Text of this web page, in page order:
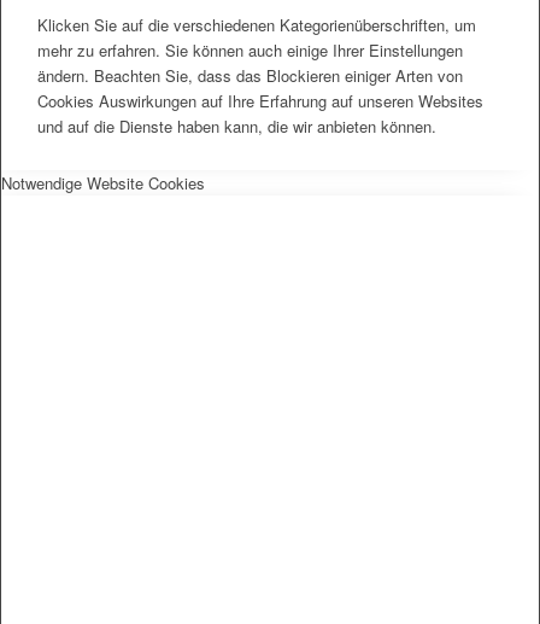
Klicken Sie auf die verschiedenen Kategorienüberschriften, um
mehr zu erfahren. Sie können auch einige Ihrer Einstellungen
ändern. Beachten Sie, dass das Blockieren einiger Arten von
Cookies Auswirkungen auf Ihre Erfahrung auf unseren Websites
und auf die Dienste haben kann, die wir anbieten können.
Notwendige Website Cookies